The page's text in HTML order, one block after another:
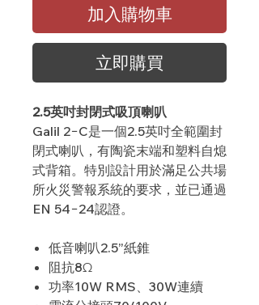
加入購物車
立即購買
2.5英吋封閉式吸頂喇叭
Galil 2−C是一個2.5英吋全範圍封
閉式喇叭，有陶瓷末端和塑料自熄
式背箱。特別設計用於滿足公共場
所火災警報系統的要求，並已通過
EN 54−24認證。
低音喇叭2.5”紙錐
阻抗8Ω
功率10W RMS、30W連續